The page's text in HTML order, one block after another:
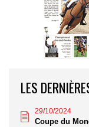
LES
29/10/2024
Coupe du